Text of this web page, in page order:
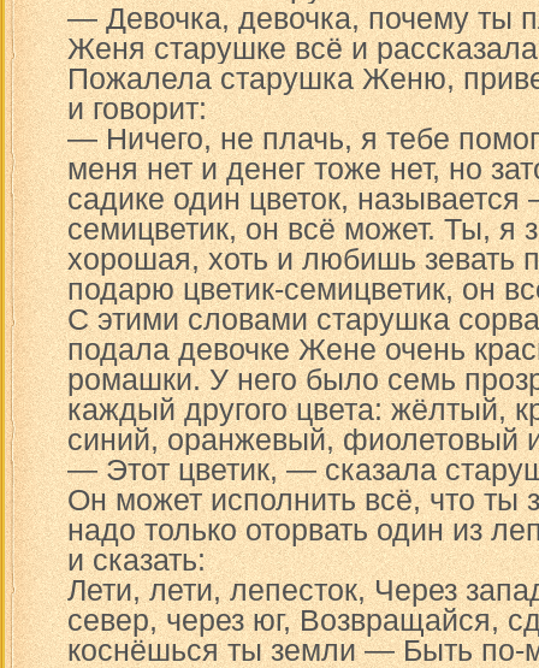
— Девочка, девочка, почему ты
Женя старушке всё и
Пожалела старушка Женю,
и говорит:
— Ничего, не плачь, я тебе
меня нет и денег тоже нет, но
садике один цветок, называется
семицветик, он всё может. Ты, я
хорошая, хоть и любишь зевать
подарю цветик-семицветик, он
С этими словами старушка
подала девочке Жене очень
ромашки. У него было семь
каждый другого цвета: жёлтый,
синий, оранжевый, фиолетовый
— Этот цветик, — сказала
Он может исполнить всё, что ты
надо только оторвать один из
и сказать:
Лети, лети, лепесток, Через
север, через юг, Возвращайся,
коснёшься ты земли — Быть по-